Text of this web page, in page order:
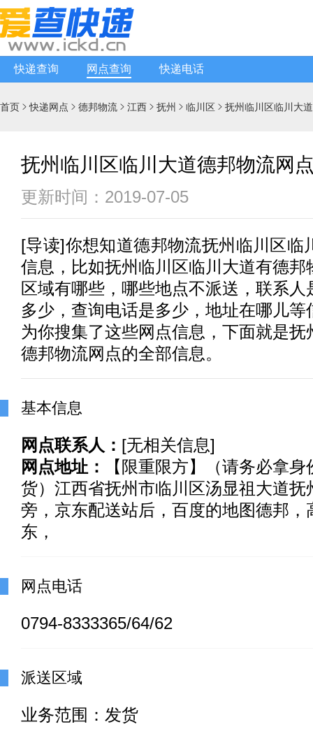
快递查询 网点查询 快递电话
首页 快递网点  德邦物流  江西  抚州  临川区  抚州临川区临川大道
抚州临川区临川大道德邦物流网
更新时间：2019-07-05
[导读]你想知道德邦物流抚州临川区临
信息，比如抚州临川区临川大道有德邦
区域有哪些，哪些地点不派送，联系
多少，查询电话是多少，地址在哪儿等
为你搜集了这些网点信息，下面就是抚
德邦物流网点的全部信息。
基本信息
网点联系人： [无相关信息]
网点地址：
【限重限方】（请务必拿
货）江西省抚州市临川区汤显祖大道抚
旁，京东配送站后，百度的地图德邦，
东，
网点电话
0794-8333365/64/62
派送区域
业务范围：发货